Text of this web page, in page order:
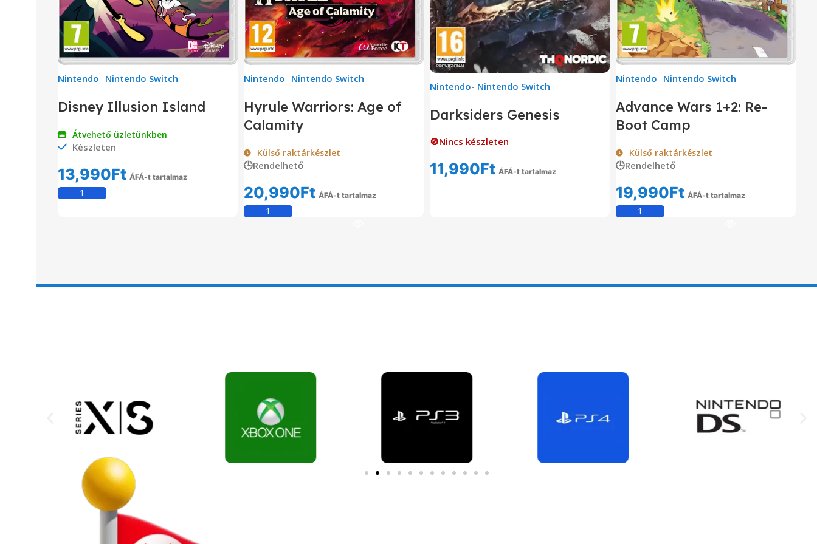
Nintendo- Nintendo Switch
Disney Illusion Island
Átvehető üzletünkben
Készleten
13,990Ft ÁFÁ-t tartalmaz
Nintendo- Nintendo Switch
Hyrule Warriors: Age of
Calamity
Külső raktárkészlet
🕒Rendelhető
20,990Ft ÁFÁ-t tartalmaz
Nintendo- Nintendo Switch
Darksiders Genesis
🚫Nincs készleten
11,990Ft ÁFÁ-t tartalmaz
Nintendo- Nintendo Switch
Advance Wars 1+2: Re-
Boot Camp
Külső raktárkészlet
🕒Rendelhető
19,990Ft ÁFÁ-t tartalmaz